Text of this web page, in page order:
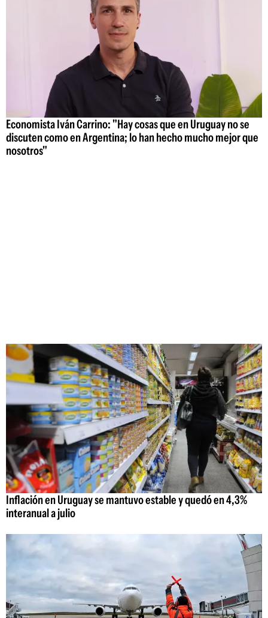
Economista Iván Carrino: "Hay cosas que en Uruguay no se
discuten como en Argentina; lo han hecho mucho mejor que
nosotros"
Inflación en Uruguay se mantuvo estable y quedó en 4,3%
interanual a julio